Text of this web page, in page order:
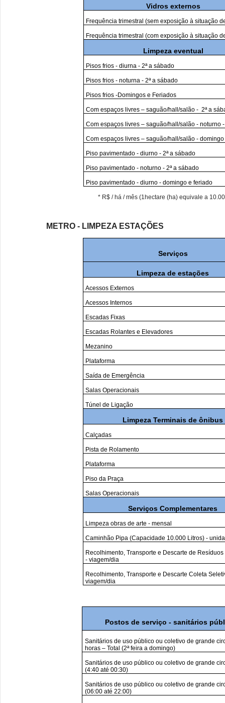
Vidros externos
Frequência trimestral (sem exposição à situação
Frequência trimestral (com exposição à situação
Limpeza eventual
Pisos frios - diurna - 2ª a sábado
Pisos frios - noturna - 2ª a sábado
Pisos frios -Domingos e Feriados
Com espaços livres – saguão/hall/salão - 2ª a
Com espaços livres – saguão/hall/salão - noturno
Com espaços livres – saguão/hall/salão -
Piso pavimentado - diurno - 2ª a sábado
Piso pavimentado - noturno - 2ª a sábado
Piso pavimentado - diurno - domingo e feriado
* R$ / há / mês (1hectare (ha) equivale a
METRO - LIMPEZA ESTAÇÕES
Serviços
Limpeza de estações
Acessos Externos
Acessos Internos
Escadas Fixas
Escadas Rolantes e Elevadores
Mezanino
Plataforma
Saída de Emergência
Salas Operacionais
Túnel de Ligação
Limpeza Terminais de ônibus
Calçadas
Pista de Rolamento
Plataforma
Piso da Praça
Salas Operacionais
Serviços Complementares
Limpeza obras de arte - mensal
Caminhão Pipa (Capacidade 10.000 Litros) -
Recolhimento, Transporte e Descarte de
- viagem/dia
Recolhimento, Transporte e Descarte Coleta
viagem/dia
Postos de serviço - sanitários
Sanitários de uso público ou coletivo de grande
horas – Total (2ª feira a domingo)
Sanitários de uso público ou coletivo de grande
(4:40 até 00:30)
Sanitários de uso público ou coletivo de grande
(06:00 até 22:00)